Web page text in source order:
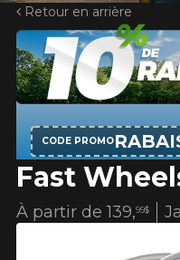
ACCUEIL
PNEUS
RECHERCHE
Rechercher par
Par dimensions
Recherche par dimensions
ROUES
RECHERCHE
ENSEMBLES
RECHERCHE
PROMOTIONS
Retour en arrière
Fast
À partir de139,99$
CODE PROMO